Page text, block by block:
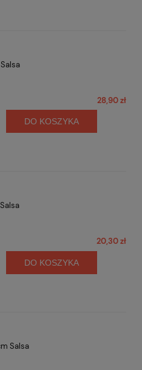
28,90 zł
DO KOSZYKA
20,30 zł
DO KOSZYKA
Salsa